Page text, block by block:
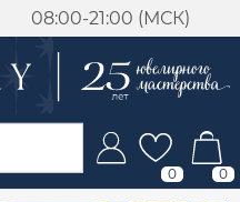
08:00-21:00 (МСК)
0 0